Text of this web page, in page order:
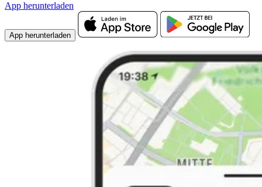
App herunterladen
App herunterladen